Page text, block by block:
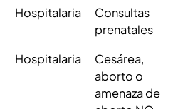
Hospitalaria
Consultas
prenatales
Hospitalaria
Cesárea,
aborto o
amenaza de